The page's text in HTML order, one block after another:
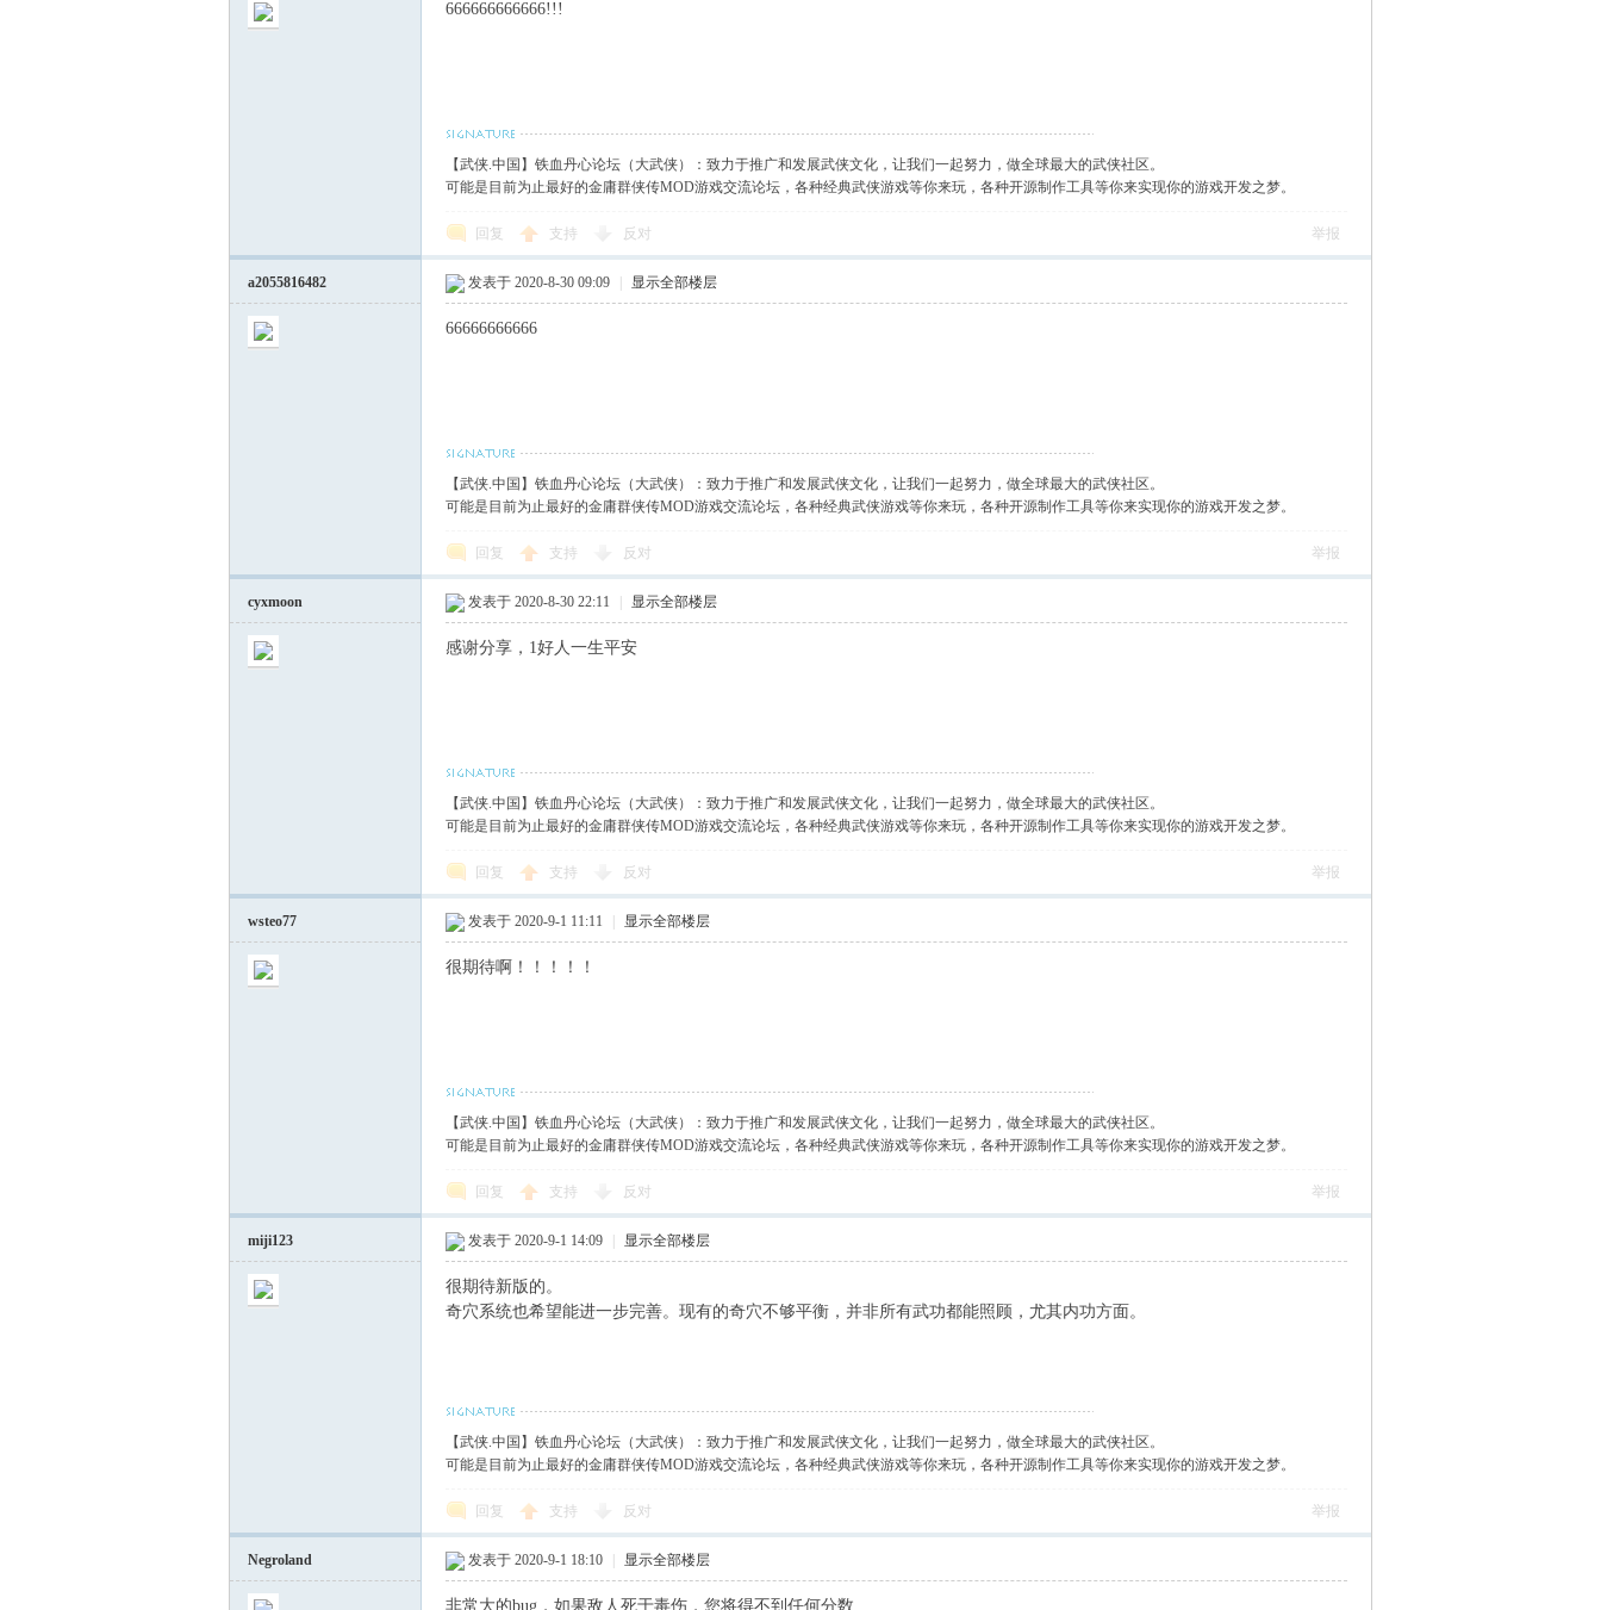
666666666666!!!
【武侠.中国】铁血丹心论坛（大武侠）：致力于推广和发展武侠文化，让我们一起努力，做全球最大的武侠社区。
可能是目前为止最好的金庸群侠传MOD游戏交流论坛，各种经典武侠游戏等你来玩，各种开源制作工具等你来实现你的游戏开发之梦。
回复 支持 反对 举报
a2055816482 发表于 2020-8-30 09:09 显示全部楼层
66666666666
【武侠.中国】铁血丹心论坛（大武侠）：致力于推广和发展武侠文化，让我们一起努力，做全球最大的武侠社区。
可能是目前为止最好的金庸群侠传MOD游戏交流论坛，各种经典武侠游戏等你来玩，各种开源制作工具等你来实现你的游戏开发之梦。
回复 支持 反对 举报
cyxmoon 发表于 2020-8-30 22:11 显示全部楼层
感谢分享，1好人一生平安
【武侠.中国】铁血丹心论坛（大武侠）：致力于推广和发展武侠文化，让我们一起努力，做全球最大的武侠社区。
可能是目前为止最好的金庸群侠传MOD游戏交流论坛，各种经典武侠游戏等你来玩，各种开源制作工具等你来实现你的游戏开发之梦。
回复 支持 反对 举报
wsteo77 发表于 2020-9-1 11:11 显示全部楼层
很期待啊！！！！！
【武侠.中国】铁血丹心论坛（大武侠）：致力于推广和发展武侠文化，让我们一起努力，做全球最大的武侠社区。
可能是目前为止最好的金庸群侠传MOD游戏交流论坛，各种经典武侠游戏等你来玩，各种开源制作工具等你来实现你的游戏开发之梦。
回复 支持 反对 举报
miji123 发表于 2020-9-1 14:09 显示全部楼层
很期待新版的。
奇穴系统也希望能进一步完善。现有的奇穴不够平衡，并非所有武功都能照顾，尤其内功方面。
【武侠.中国】铁血丹心论坛（大武侠）：致力于推广和发展武侠文化，让我们一起努力，做全球最大的武侠社区。
可能是目前为止最好的金庸群侠传MOD游戏交流论坛，各种经典武侠游戏等你来玩，各种开源制作工具等你来实现你的游戏开发之梦。
回复 支持 反对 举报
Negroland 发表于 2020-9-1 18:10 显示全部楼层
非常大的bug，如果敌人死于毒伤，您将得不到任何分数.......